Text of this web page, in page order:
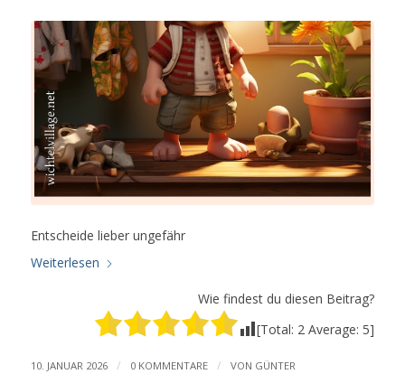
Entscheide lieber ungefähr
Weiterlesen
Wie findest du diesen Beitrag?
[Total: 2 Average: 5]
10. JANUAR 2026 / 0 KOMMENTARE / VON GÜNTER